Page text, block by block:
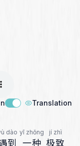
Translation
dào
到
yī zhǒng
一种
jí zhì
极致